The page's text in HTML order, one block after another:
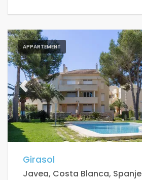
APPARTEMENT
Previous
Girasol
Javea, Costa Blanca, Spanje